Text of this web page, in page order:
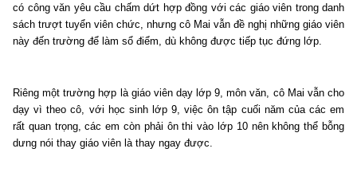
có công văn yêu cầu chấm dứt hợp đồng với các giáo viên trong danh
sách trượt tuyển viên chức, nhưng cô Mai vẫn đề nghị những giáo viên
này đến trường để làm sổ điểm, dù không được tiếp tục đứng lớp.
Riêng một trường hợp là giáo viên dạy lớp 9, môn văn, cô Mai vẫn cho
dạy vì theo cô, với học sinh lớp 9, việc ôn tập cuối năm của các em
rất quan trọng, các em còn phải ôn thi vào lớp 10 nên không thể bỗng
dưng nói thay giáo viên là thay ngay được.